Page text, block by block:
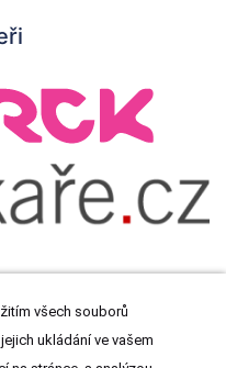
práva vyhrazena.
všech souborů
ukládání ve vašem